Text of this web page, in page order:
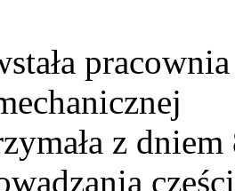
pracownia
z dniem
części